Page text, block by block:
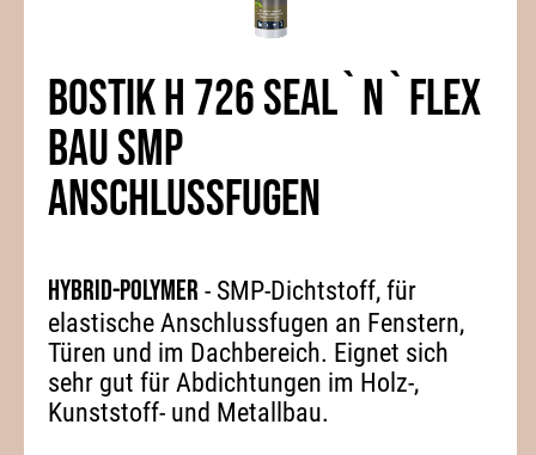
BOSTIK H 726 SEAL`N`FLEX
BAU SMP
ANSCHLUSSFUGEN
Hybrid-Polymer - SMP-Dichtstoff, für
elastische Anschlussfugen an Fenstern,
Türen und im Dachbereich. Eignet sich
sehr gut für Abdichtungen im Holz-,
Kunststoff- und Metallbau.